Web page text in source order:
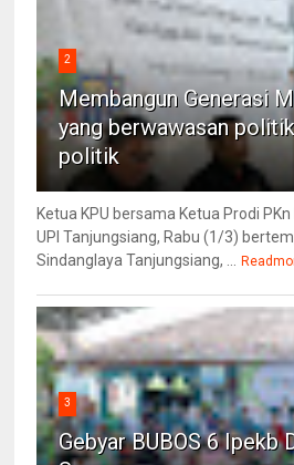
2
Membangun Generasi
yang berwawasan
politik
Ketua KPU bersama Ketua Prodi
UPI Tanjungsiang, Rabu (1/3)
Sindanglaya Tanjungsiang, ...
3
Gebyar BUBOS 6 Ipekb